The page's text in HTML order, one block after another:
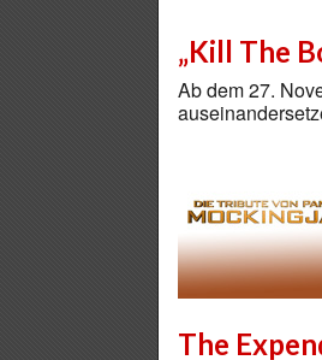
„Kill The
Ab dem 27.
The